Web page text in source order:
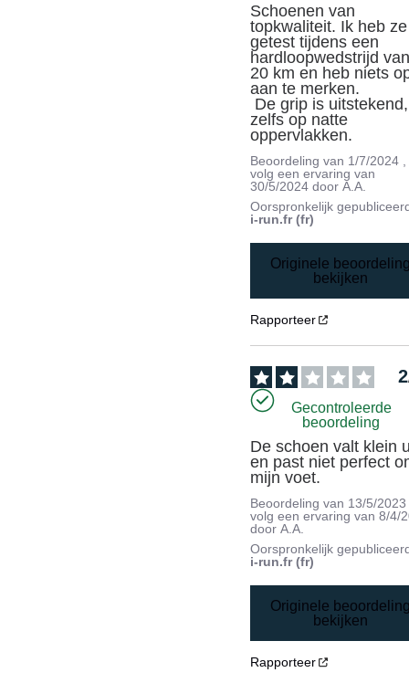
Schoenen van
topkwaliteit. Ik heb ze
getest tijdens een
hardloopwedstrijd
20 km en heb niets
aan te merken.
zelfs op natte
oppervlakken.
Beoordeling van 1/7/2024
volg een ervaring van
30/5/2024 doorA.A.
Oorspronkelijk
i-run.fr (fr)
Originele
bekijken
Rapporteer
2
Gecontroleerde
beoordeling
De schoen valt klein
en past niet perfect
mijn voet.
Beoordeling van 13/5/2023
volg een ervaring van8/4/
doorA.A.
Oorspronkelijk
i-run.fr (fr)
Originele
bekijken
Rapporteer